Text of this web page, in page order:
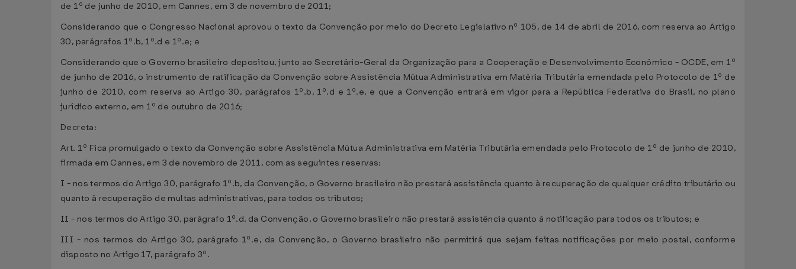
de 1º de junho de 2010, em Cannes, em 3 de novembro de 2011;
Considerando que o Congresso Nacional aprovou o texto da Convenção por meio do Decreto Legislativo nº 105, de 14 de abril de 2016, com reserva ao Artigo
30, parágrafos 1º.b, 1º.d e 1º.e; e
Considerando que o Governo brasileiro depositou, junto ao Secretário-Geral da Organização para a Cooperação e Desenvolvimento Económico - OCDE, em 1º
de junho de 2016, o instrumento de ratificação da Convenção sobre Assistência Mútua Administrativa em Matéria Tributária emendada pelo Protocolo de 1º de
junho de 2010, com reserva ao Artigo 30, parágrafos 1º.b, 1º.d e 1º.e, e que a Convenção entrará em vigor para a República Federativa do Brasil, no plano
jurídico externo, em 1º de outubro de 2016;
Decreta:
Art. 1º Fica promulgado o texto da Convenção sobre Assistência Mútua Administrativa em Matéria Tributária emendada pelo Protocolo de 1º de junho de 2010,
firmada em Cannes, em 3 de novembro de 2011, com as seguintes reservas:
I - nos termos do Artigo 30, parágrafo 1º.b, da Convenção, o Governo brasileiro não prestará assistência quanto à recuperação de qualquer crédito tributário ou
quanto à recuperação de multas administrativas, para todos os tributos;
II - nos termos do Artigo 30, parágrafo 1º.d, da Convenção, o Governo brasileiro não prestará assistência quanto à notificação para todos os tributos; e
III - nos termos do Artigo 30, parágrafo 1º.e, da Convenção, o Governo brasileiro não permitirá que sejam feitas notificações por meio postal, conforme
disposto no Artigo 17, parágrafo 3º.